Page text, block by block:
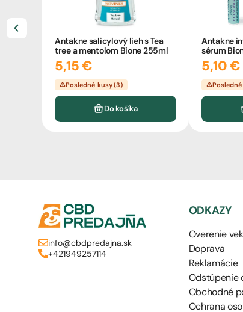
Antakne salicylový lieh s Tea
tree a mentolom Bione 255ml
5,15 €
Posledné kusy (3)
Do košíka
Antakne
sérum
5,10 €
info@cbdpredajna.sk
+421949257114
ODKAZY
Overenie
Doprava
Reklamácie
Odstúpenie
Obchodné
Ochrana